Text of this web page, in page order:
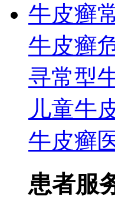
牛皮癣
牛皮癣
寻常型
儿童牛
牛皮癣
患者服